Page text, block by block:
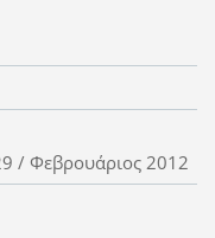
/ Φεβρουάριος 2012